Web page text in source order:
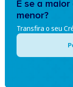
E se a
menor?
Transfira o seu